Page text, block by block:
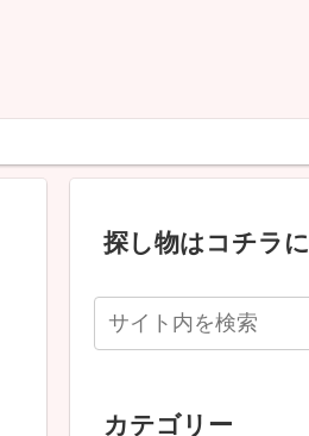
探し物はコチラに
カテゴリー